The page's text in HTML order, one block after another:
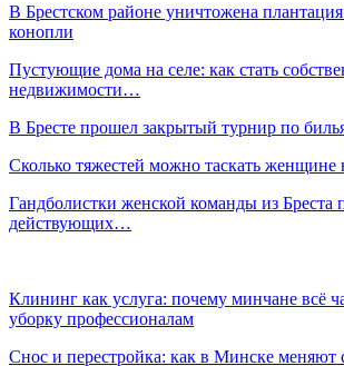
В Брестском районе уничтожена
конопли
Пустующие дома на селе: как стать
недвижимости…
В Бресте прошел закрытый турнир по
Сколько тяжестей можно таскать женщине
Гандболистки женской команды из Бреста
действующих…
Клининг как услуга: почему минчане всё
уборку профессионалам
Снос и перестройка: как в Минске